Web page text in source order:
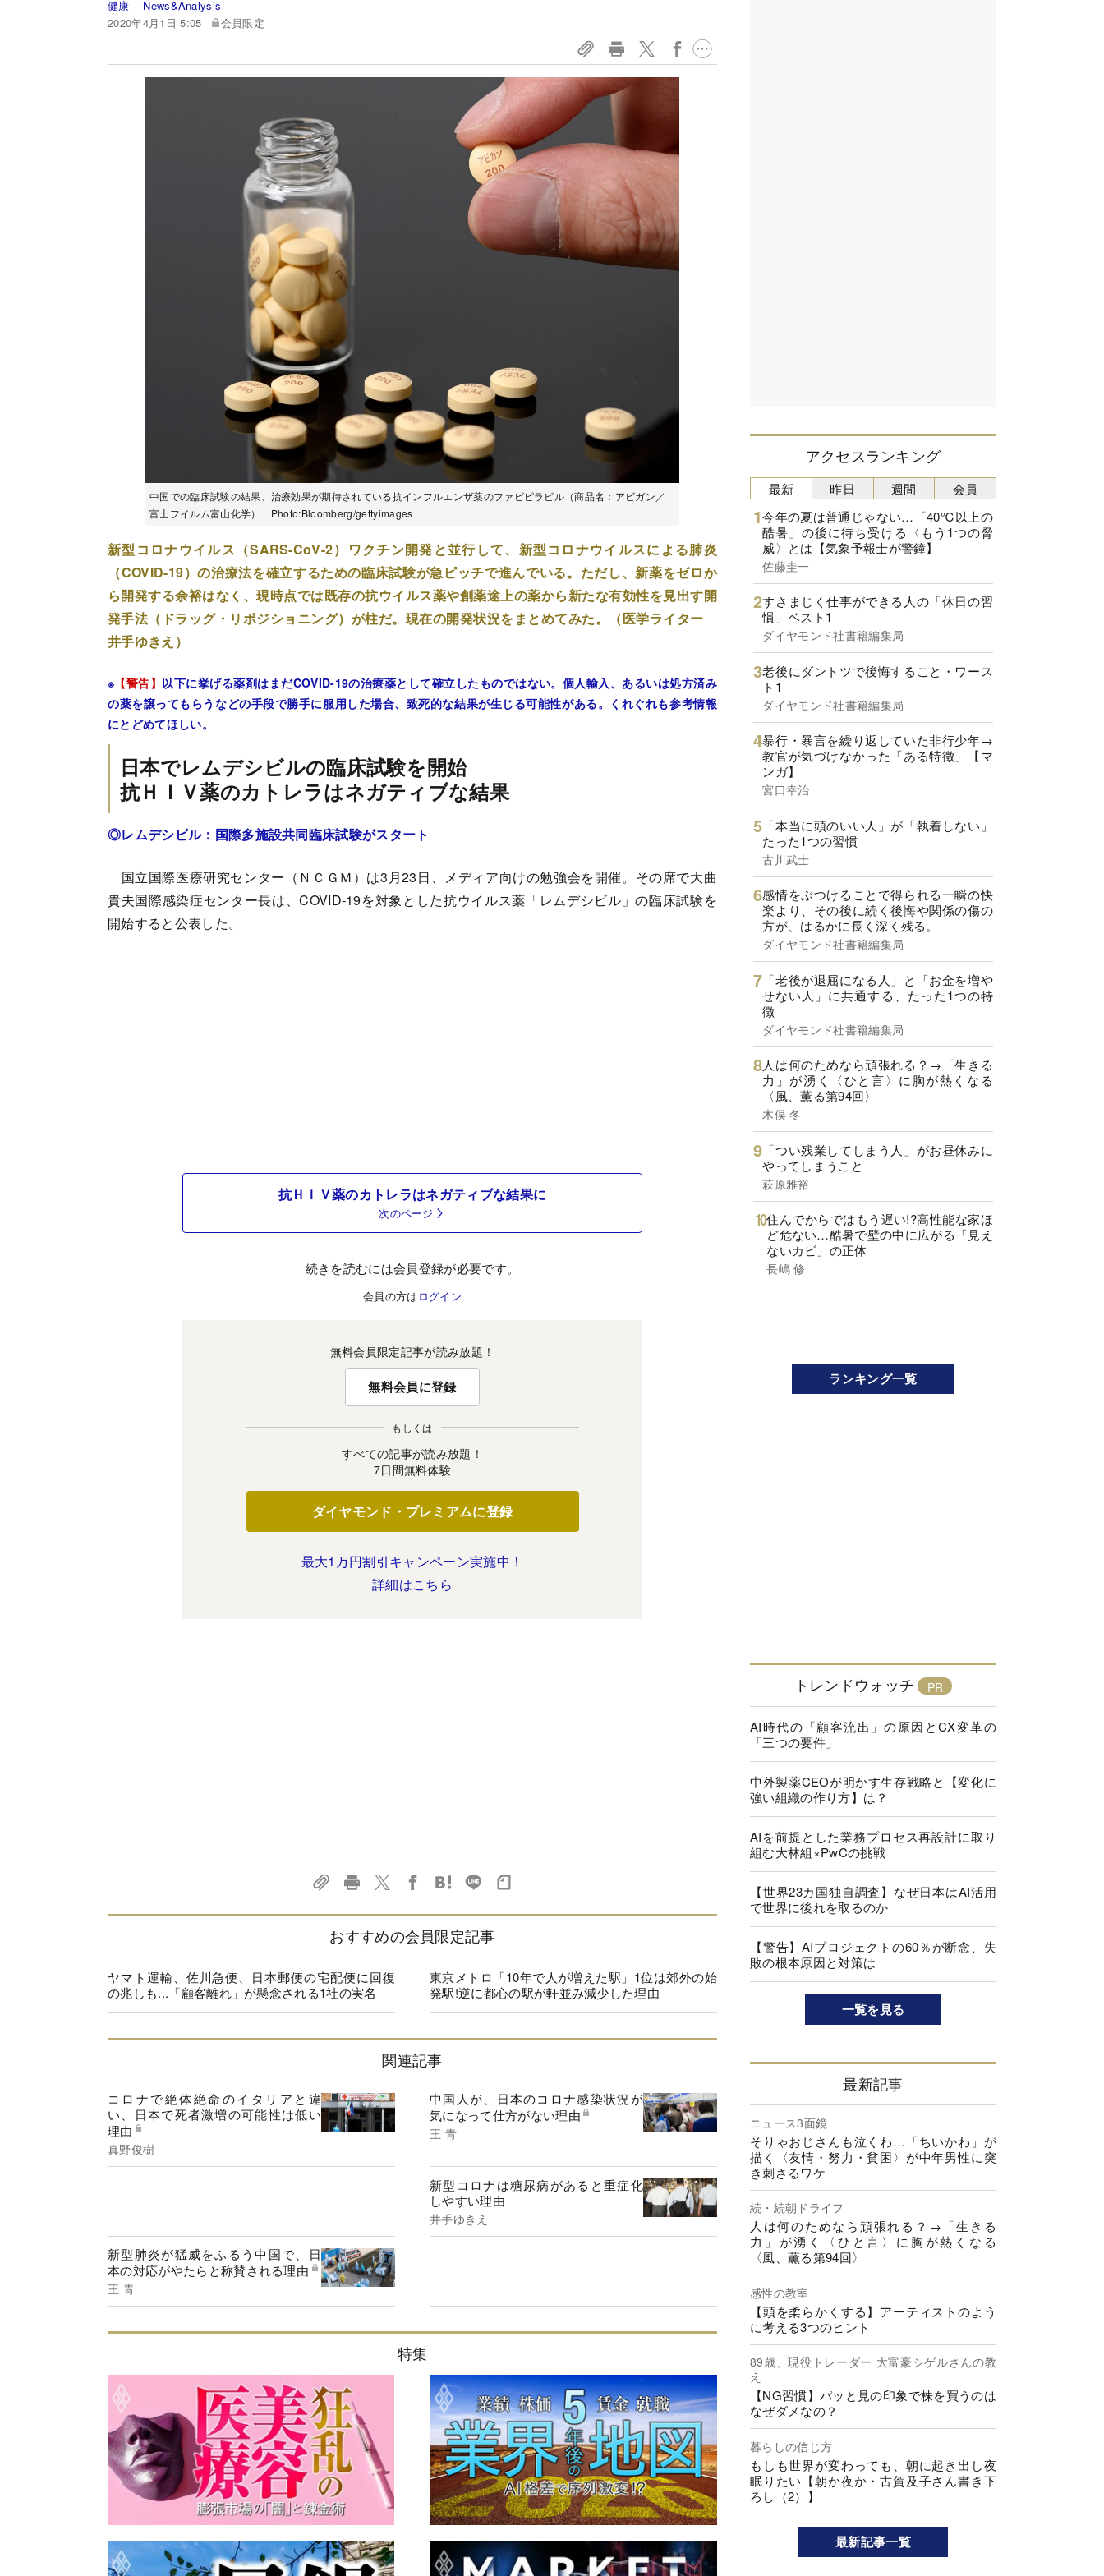
健康
News&Analysis
2020年4月1日 5:05
会員限定
中国での臨床試験の結果、治療効果が期待されている抗インフルエンザ薬のファビピラビル（商品名：アビガン／
富士フイルム富山化学） Photo:Bloomberg/gettyimages
新型コロナウイルス（SARS-CoV-2）ワクチン開発と並行して、新型コロナウイルスによる肺炎
（COVID-19）の治療法を確立するための臨床試験が急ピッチで進んでいる。ただし、新薬をゼロか
ら開発する余裕はなく、現時点では既存の抗ウイルス薬や創薬途上の薬から新たな有効性を見出す開
発手法（ドラッグ・リポジショニング）が柱だ。現在の開発状況をまとめてみた。（医学ライター
井手ゆきえ）
※ 【警告】 以下に挙げる薬剤はまだCOVID-19の治療薬として確立したものではない。個人輸入、あるいは処方済み
の薬を譲ってもらうなどの手段で勝手に服用した場合、致死的な結果が生じる可能性がある。くれぐれも参考情報
にとどめてほしい。
日本でレムデシビルの臨床試験を開始
抗ＨＩＶ薬のカトレラはネガティブな結果
◎レムデシビル：国際多施設共同臨床試験がスタート
国立国際医療研究センター（ＮＣＧＭ）は3月23日、メディア向けの勉強会を開催。その席で大曲
貴夫国際感染症センター長は、COVID-19を対象とした抗ウイルス薬「レムデシビル」の臨床試験を
開始すると公表した。
抗ＨＩＶ薬のカトレラはネガティブな結果に
次のページ
続きを読むには会員登録が必要です。
会員の方は ログイン
無料会員限定記事が読み放題！
無料会員に登録
もしくは
すべての記事が読み放題！
7日間無料体験
ダイヤモンド・プレミアムに登録
最大1万円割引キャンペーン実施中！
詳細はこちら
おすすめの会員限定記事
ヤマト運輸、佐川急便、日本郵便の宅配便に回復
の兆しも...「顧客離れ」が懸念される1社の実名
東京メトロ「10年で人が増えた駅」1位は郊外の始
発駅!逆に都心の駅が軒並み減少した理由
関連記事
コロナで絶体絶命のイタリアと違
い、日本で死者激増の可能性は低い
理由
真野俊樹
中国人が、日本のコロナ感染状況が
気になって仕方がない理由
王 青
新型コロナは糖尿病があると重症化
しやすい理由
井手ゆきえ
新型肺炎が猛威をふるう中国で、日
本の対応がやたらと称賛される理由
王 青
特集
アクセスランキング
最新
今年の夏は普通じゃない…「40℃以上の
酷暑」の後に待ち受ける〈もう1つの脅
威〉とは【気象予報士が警鐘】
佐藤圭一
すさまじく仕事ができる人の「休日の習
慣」ベスト1
ダイヤモンド社書籍編集局
老後にダントツで後悔すること・ワース
ト1
ダイヤモンド社書籍編集局
暴行・暴言を繰り返していた非行少年→
教官が気づけなかった「ある特徴」【マ
ンガ】
宮口幸治
「本当に頭のいい人」が「執着しない」
たった1つの習慣
古川武士
感情をぶつけることで得られる一瞬の快
楽より、その後に続く後悔や関係の傷の
方が、はるかに長く深く残る。
ダイヤモンド社書籍編集局
「老後が退屈になる人」と「お金を増や
せない人」に共通する、たった1つの特
徴
ダイヤモンド社書籍編集局
人は何のためなら頑張れる？→「生きる
力」が湧く〈ひと言〉に胸が熱くなる
〈風、薫る第94回〉
木俣 冬
「つい残業してしまう人」がお昼休みに
やってしまうこと
萩原雅裕
住んでからではもう遅い!?高性能な家ほ
ど危ない…酷暑で壁の中に広がる「見え
ないカビ」の正体
長嶋 修
昨日 週間 会員
ランキング一覧
トレンドウォッチ
AI時代の「顧客流出」の原因とCX変革の
「三つの要件」
中外製薬CEOが明かす生存戦略と【変化に
強い組織の作り方】は？
AIを前提とした業務プロセス再設計に取り
組む大林組×PwCの挑戦
【世界23カ国独自調査】なぜ日本はAI活用
で世界に後れを取るのか
【警告】AIプロジェクトの60％が断念、失
敗の根本原因と対策は
一覧を見る
最新記事
ニュース3面鏡
そりゃおじさんも泣くわ…「ちいかわ」が
描く〈友情・努力・貧困〉が中年男性に突
き刺さるワケ
続・続朝ドライフ
人は何のためなら頑張れる？→「生きる
力」が湧く〈ひと言〉に胸が熱くなる
〈風、薫る第94回〉
感性の教室
【頭を柔らかくする】アーティストのよう
に考える3つのヒント
89歳、現役トレーダー 大富豪シゲルさんの教
え
【NG習慣】パッと見の印象で株を買うのは
なぜダメなの？
暮らしの信じ方
もしも世界が変わっても、朝に起き出し夜
眠りたい【朝か夜か・古賀及子さん書き下
ろし（2）】
最新記事一覧